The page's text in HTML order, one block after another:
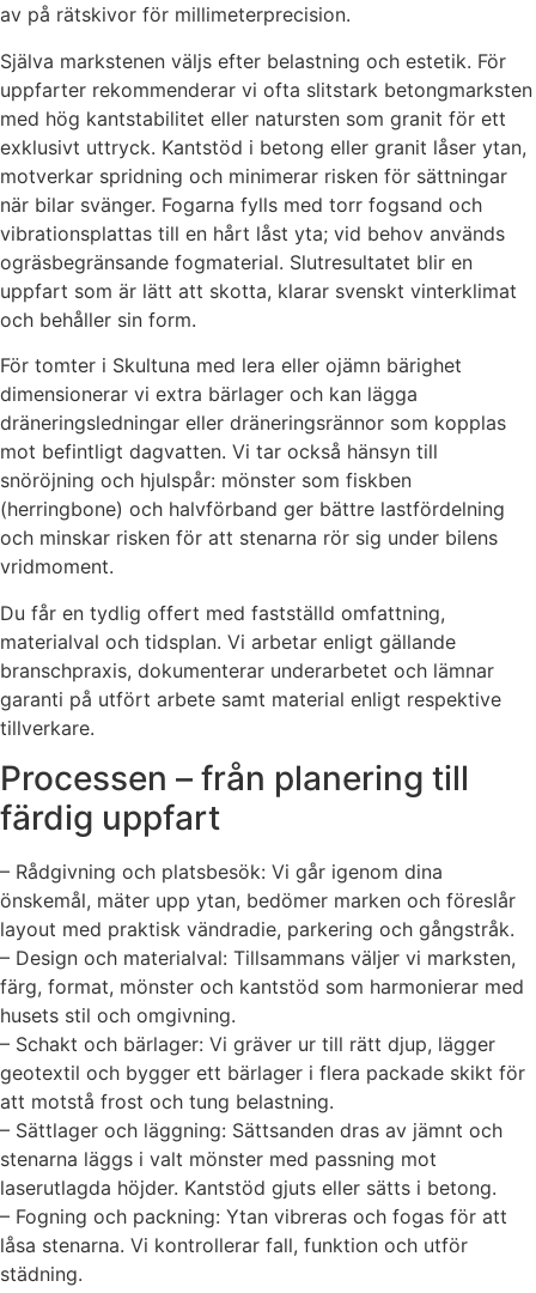
av på rätskivor för millimeterprecision.
Själva markstenen väljs efter belastning och estetik. För
uppfarter rekommenderar vi ofta slitstark betongmarksten
med hög kantstabilitet eller natursten som granit för ett
exklusivt uttryck. Kantstöd i betong eller granit låser ytan,
motverkar spridning och minimerar risken för sättningar
när bilar svänger. Fogarna fylls med torr fogsand och
vibrationsplattas till en hårt låst yta; vid behov används
ogräsbegränsande fogmaterial. Slutresultatet blir en
uppfart som är lätt att skotta, klarar svenskt vinterklimat
och behåller sin form.
För tomter i Skultuna med lera eller ojämn bärighet
dimensionerar vi extra bärlager och kan lägga
dräneringsledningar eller dräneringsrännor som kopplas
mot befintligt dagvatten. Vi tar också hänsyn till
snöröjning och hjulspår: mönster som fiskben
(herringbone) och halvförband ger bättre lastfördelning
och minskar risken för att stenarna rör sig under bilens
vridmoment.
Du får en tydlig offert med fastställd omfattning,
materialval och tidsplan. Vi arbetar enligt gällande
branschpraxis, dokumenterar underarbetet och lämnar
garanti på utfört arbete samt material enligt respektive
tillverkare.
Processen – från planering till
färdig uppfart
– Rådgivning och platsbesök: Vi går igenom dina
önskemål, mäter upp ytan, bedömer marken och föreslår
layout med praktisk vändradie, parkering och gångstråk.
– Design och materialval: Tillsammans väljer vi marksten,
färg, format, mönster och kantstöd som harmonierar med
husets stil och omgivning.
– Schakt och bärlager: Vi gräver ur till rätt djup, lägger
geotextil och bygger ett bärlager i flera packade skikt för
att motstå frost och tung belastning.
– Sättlager och läggning: Sättsanden dras av jämnt och
stenarna läggs i valt mönster med passning mot
laserutlagda höjder. Kantstöd gjuts eller sätts i betong.
– Fogning och packning: Ytan vibreras och fogas för att
låsa stenarna. Vi kontrollerar fall, funktion och utför
städning.